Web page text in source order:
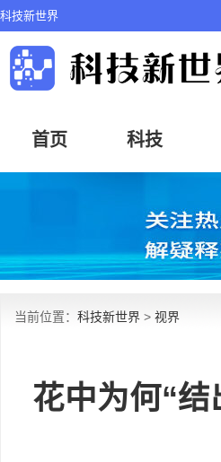
科技新世界
首页 科技
当前位置： 科技新世界 > 视界
花中为何“